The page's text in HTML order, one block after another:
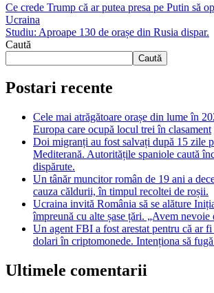
Ce crede Trump că ar putea presa pe Putin să
Ucraina
Studiu: Aproape 130 de orașe din Rusia dispar.
Caută
Caută
Postari recente
Cele mai atrăgătoare orașe din lume în
Europa care ocupă locul trei în clasament
Doi migranți au fost salvați după 15 zile
Mediterană. Autoritățile spaniole caută
dispărute.
Un tânăr muncitor român de 19 ani a
cauza căldurii, în timpul recoltei de roșii.
Ucraina invită România să se alăture
împreună cu alte șase țări. „Avem nevoie
Un agent FBI a fost arestat pentru că ar
dolari în criptomonede. Intenționa să
Ultimele comentarii